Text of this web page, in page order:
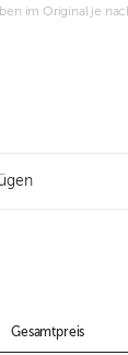
im Original je
Gesamtpreis